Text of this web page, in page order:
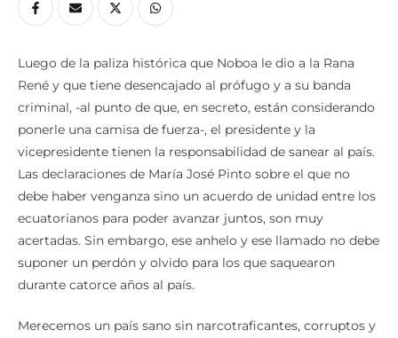
Luego de la paliza histórica que Noboa le dio a la Rana
René y que tiene desencajado al prófugo y a su banda
criminal, -al punto de que, en secreto, están considerando
ponerle una camisa de fuerza-, el presidente y la
vicepresidente tienen la responsabilidad de sanear al país.
Las declaraciones de María José Pinto sobre el que no
debe haber venganza sino un acuerdo de unidad entre los
ecuatorianos para poder avanzar juntos, son muy
acertadas. Sin embargo, ese anhelo y ese llamado no debe
suponer un perdón y olvido para los que saquearon
durante catorce años al país.
Merecemos un país sano sin narcotraficantes, corruptos y